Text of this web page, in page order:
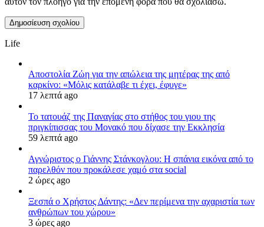
Life
Αποστολία Ζώη για την απώλεια της μητέρας της από
καρκίνο: «Μόλις κατάλαβε τι έχει, έφυγε»
17 λεπτά ago
Το τατουάζ της Παναγίας στο στήθος του γιου της
πριγκίπισσας του Μονακό που δίχασε την Εκκλησία
59 λεπτά ago
Αγνώριστος ο Γιάννης Στάνκογλου: Η σπάνια εικόνα από το
παρελθόν που προκάλεσε χαμό στα social
2 ώρες ago
Ξεσπά ο Χρήστος Δάντης: «Δεν περίμενα την αχαριστία των
ανθρώπων του χώρου»
3 ώρες ago